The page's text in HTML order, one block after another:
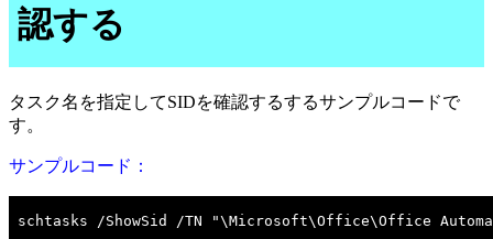
認する
タスク名を指定してSIDを確認するするサンプルコードで
す。
サンプルコード：